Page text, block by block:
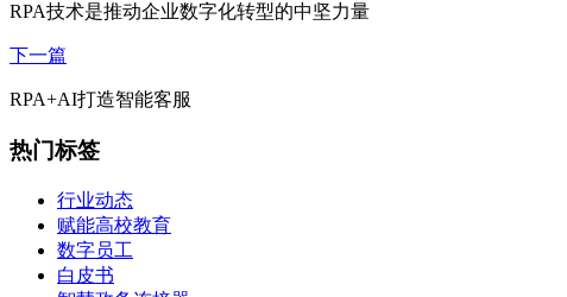
RPA技术是推动企业数字化转型的中坚力量
下一篇
RPA+AI打造智能客服
热门标签
行业动态
赋能高校教育
数字员工
白皮书